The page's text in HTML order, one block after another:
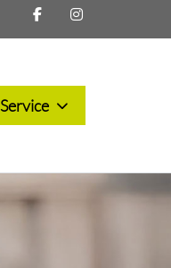
Service